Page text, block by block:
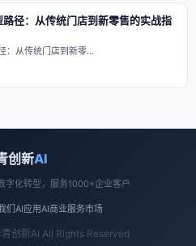
径：从传统门店到新零售的实战指
：从传统门店到新零…
创新AI
字化转型，服务1000+企业客户
们 AI应用AI商业服务市场
创新AI All Rights Reserved